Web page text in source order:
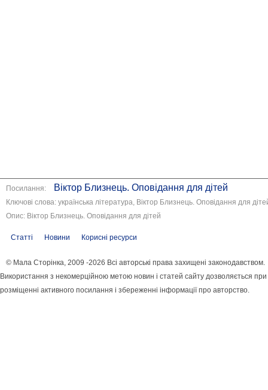
Посилання: Віктор Близнець. Оповідання для дітей
Ключові слова: українська література, Віктор Близнець. Оповідання для
Опис: Віктор Близнець. Оповідання для дітей
Статті Новини Корисні ресурси
© Мала Сторінка, 2009 -2026 Всі авторські права захищені законодавством.
Використання з некомерційною метою новин і статей сайту дозволяється при
розміщенні активного посилання і збереженні інформації про авторство.